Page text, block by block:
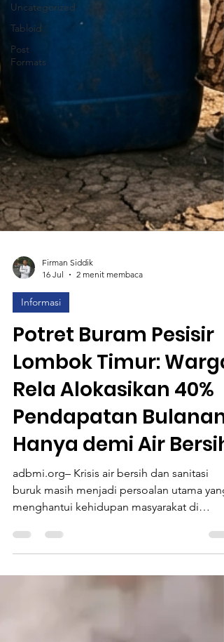
Uncategorized
Tabloid
Post
Formats
16 Jul
Informasi
Potret Buram Pesisir
Lombok Timur: Warga
Rela Alokasikan 40%
Pendapatan Bulanan
Hanya demi Air Bersih
adbmi.org– Krisis air bersih dan sanitasi
buruk masih menjadi persoalan utama yang
menghantui kehidupan masyarakat di